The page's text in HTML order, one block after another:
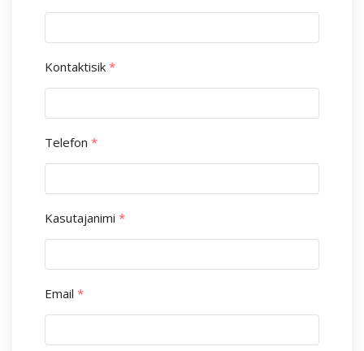
Kontaktisik *
Telefon *
Kasutajanimi *
Email *